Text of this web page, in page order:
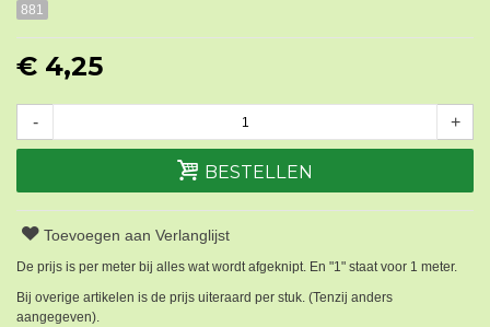
881
€ 4,25
- +
BESTELLEN
Toevoegen aan Verlanglijst
De prijs is per meter bij alles wat wordt afgeknipt. En "1" staat voor 1 meter.
Bij overige artikelen is de prijs uiteraard per stuk. (Tenzij anders
aangegeven).